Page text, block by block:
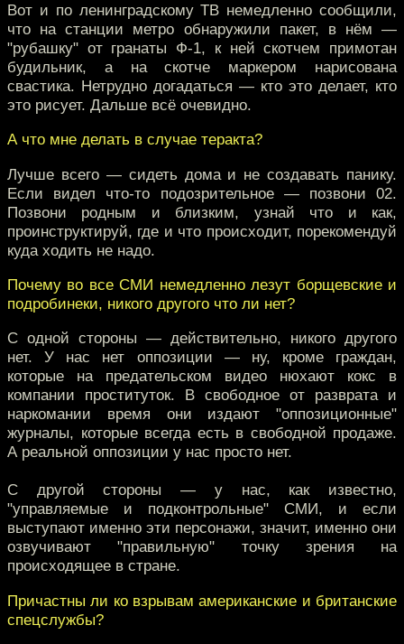
Вот и по ленинградскому ТВ немедленно сообщили,
что на станции метро обнаружили пакет, в нём —
"рубашку" от гранаты Ф-1, к ней скотчем примотан
будильник, а на скотче маркером нарисована
свастика. Нетрудно догадаться — кто это делает, кто
это рисует. Дальше всё очевидно.
А что мне делать в случае теракта?
Лучше всего — сидеть дома и не создавать панику.
Если видел что-то подозрительное — позвони 02.
Позвони родным и близким, узнай что и как,
проинструктируй, где и что происходит, порекомендуй
куда ходить не надо.
Почему во все СМИ немедленно лезут борщевские и
подробинеки, никого другого что ли нет?
С одной стороны — действительно, никого другого
нет. У нас нет оппозиции — ну, кроме граждан,
которые на предательском видео нюхают кокс в
компании проституток. В свободное от разврата и
наркомании время они издают "оппозиционные"
журналы, которые всегда есть в свободной продаже.
А реальной оппозиции у нас просто нет.
С другой стороны — у нас, как известно,
"управляемые и подконтрольные" СМИ, и если
выступают именно эти персонажи, значит, именно они
озвучивают "правильную" точку зрения на
происходящее в стране.
Причастны ли ко взрывам американские и британские
спецслужбы?